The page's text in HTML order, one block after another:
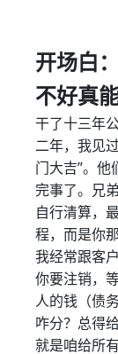
开场白
不好真
干了十三年
二年，我见
门大吉”。
完事了。兄
自行清算，
程，而是你
我经常跟客
你要注销，
人的钱（债
咋分？总得
就是咱给所